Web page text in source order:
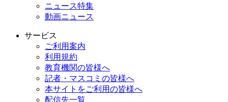
ニュース特集
動画ニュース
サービス
ご利用案内
利用規約
教育機関の皆様へ
記者・マスコミの皆様へ
本サイトをご利用の皆様へ
配信先一覧